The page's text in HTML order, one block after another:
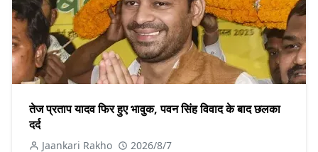
तेज प्रताप यादव फिर हुए भावुक, पवन सिंह विवाद के बाद छलका
दर्द
Jaankari Rakho 2026/8/7